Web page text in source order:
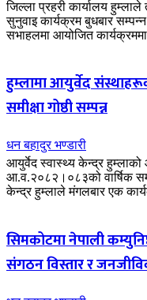
जिल्ला प्रहरी कार्यालय
सुनुवाइ कार्यक्रम बुधबार
सभाहलमा आयोजित
हुम्लामा आयुर्वेद
समीक्षा गोष्ठी सम्पन्न
धन बहादुर भण्डारी
आयुर्वेद स्वास्थ्य केन्द्र
आ.व.२०८२।०८३को वार्षिक
केन्द्र हुम्लाले मंगलबार एक
सिमकोटमा नेपाली
संगठन विस्तार र